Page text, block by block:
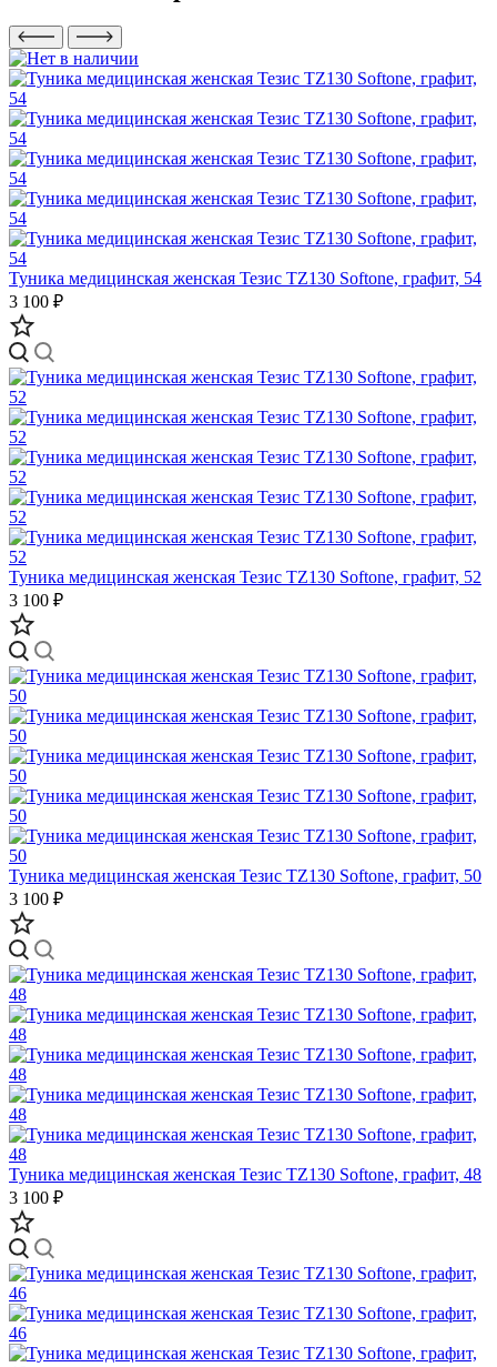
Туника медицинская женская Тезис TZ130 Softone, графит, 54
3 100 ₽
Туника медицинская женская Тезис TZ130 Softone, графит, 52
3 100 ₽
Туника медицинская женская Тезис TZ130 Softone, графит, 50
3 100 ₽
Туника медицинская женская Тезис TZ130 Softone, графит, 48
3 100 ₽